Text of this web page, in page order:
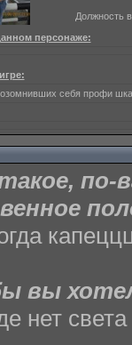
Должность
персонаже:
себя профи
по-
вы
нет